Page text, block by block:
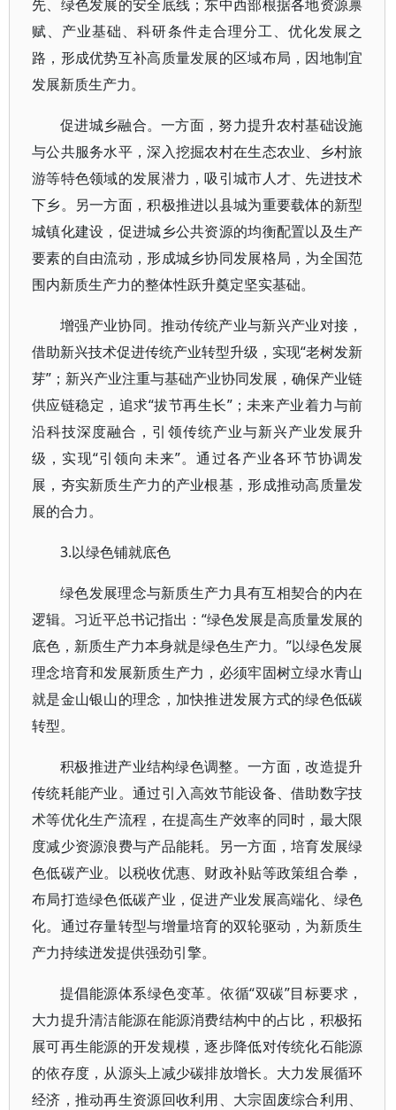
先、绿色发展的安全底线；东中西部根据各地资源禀
赋、产业基础、科研条件走合理分工、优化发展之
路，形成优势互补高质量发展的区域布局，因地制宜
发展新质生产力。
促进城乡融合。一方面，努力提升农村基础设施
与公共服务水平，深入挖掘农村在生态农业、乡村旅
游等特色领域的发展潜力，吸引城市人才、先进技术
下乡。另一方面，积极推进以县城为重要载体的新型
城镇化建设，促进城乡公共资源的均衡配置以及生产
要素的自由流动，形成城乡协同发展格局，为全国范
围内新质生产力的整体性跃升奠定坚实基础。
增强产业协同。推动传统产业与新兴产业对接，
借助新兴技术促进传统产业转型升级，实现“老树发新
芽”；新兴产业注重与基础产业协同发展，确保产业链
供应链稳定，追求“拔节再生长”；未来产业着力与前
沿科技深度融合，引领传统产业与新兴产业发展升
级，实现“引领向未来”。通过各产业各环节协调发
展，夯实新质生产力的产业根基，形成推动高质量发
展的合力。
3.以绿色铺就底色
绿色发展理念与新质生产力具有互相契合的内在
逻辑。习近平总书记指出：“绿色发展是高质量发展的
底色，新质生产力本身就是绿色生产力。”以绿色发展
理念培育和发展新质生产力，必须牢固树立绿水青山
就是金山银山的理念，加快推进发展方式的绿色低碳
转型。
积极推进产业结构绿色调整。一方面，改造提升
传统耗能产业。通过引入高效节能设备、借助数字技
术等优化生产流程，在提高生产效率的同时，最大限
度减少资源浪费与产品能耗。另一方面，培育发展绿
色低碳产业。以税收优惠、财政补贴等政策组合拳，
布局打造绿色低碳产业，促进产业发展高端化、绿色
化。通过存量转型与增量培育的双轮驱动，为新质生
产力持续迸发提供强劲引擎。
提倡能源体系绿色变革。依循“双碳”目标要求，
大力提升清洁能源在能源消费结构中的占比，积极拓
展可再生能源的开发规模，逐步降低对传统化石能源
的依存度，从源头上减少碳排放增长。大力发展循环
经济，推动再生资源回收利用、大宗固废综合利用、